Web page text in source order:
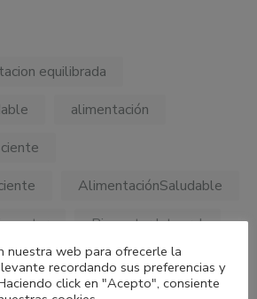
equilibrada
alimentación
AlimentaciónSaludable
Bienestar Integral
colesterol
nuestra web para ofrecerle la
recordando sus preferencias y
click en "Acepto", consiente